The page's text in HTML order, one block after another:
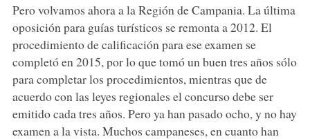
Pero volvamos ahora a la Región de Campania. La última
oposición para guías turísticos se remonta a 2012. El
procedimiento de calificación para ese examen se
completó en 2015, por lo que tomó un buen tres años sólo
para completar los procedimientos, mientras que de
acuerdo con las leyes regionales el concurso debe ser
emitido cada tres años. Pero ya han pasado ocho, y no hay
examen a la vista. Muchos campaneses, en cuanto han